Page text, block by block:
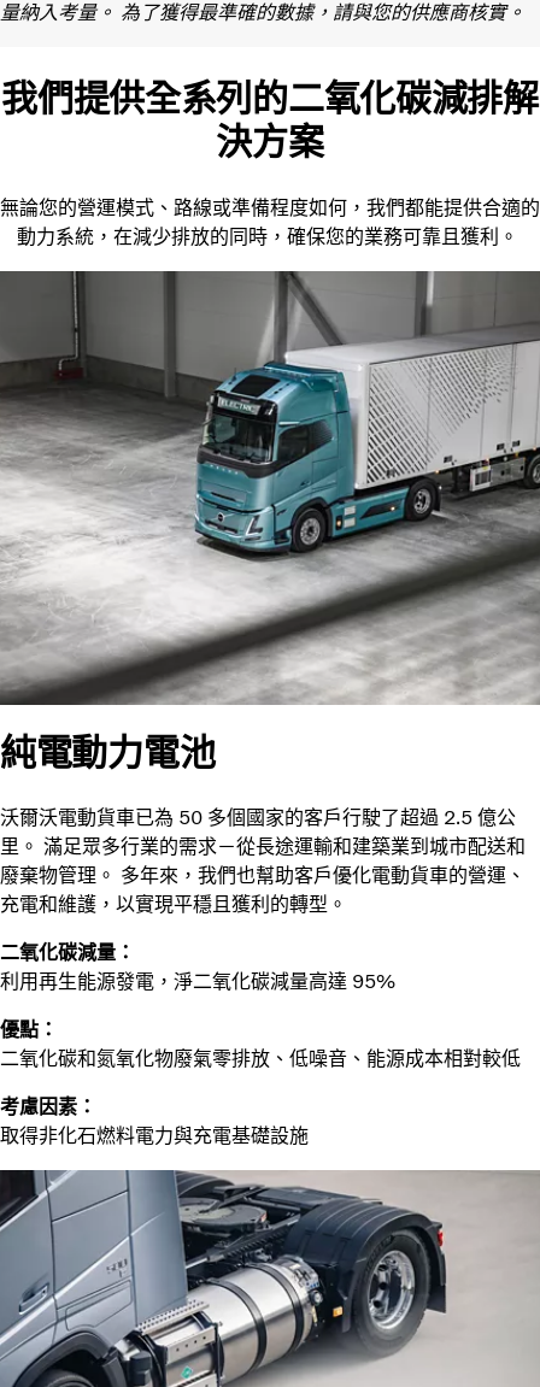
量納入考量。 為了獲得最準確的數據，請與您的供應商核實。
我們提供全系列的二氧化碳減排解
決方案
無論您的營運模式、路線或準備程度如何，我們都能提供合適的
動力系統，在減少排放的同時，確保您的業務可靠且獲利。
純電動力電池
沃爾沃電動貨車已為 50 多個國家的客戶行駛了超過 2.5 億公
里。 滿足眾多行業的需求－從長途運輸和建築業到城市配送和
廢棄物管理。 多年來，我們也幫助客戶優化電動貨車的營運、
充電和維護，以實現平穩且獲利的轉型。
二氧化碳減量：
利用再生能源發電，淨二氧化碳減量高達 95%
優點：
二氧化碳和氮氧化物廢氣零排放、低噪音、能源成本相對較低
考慮因素：
取得非化石燃料電力與充電基礎設施